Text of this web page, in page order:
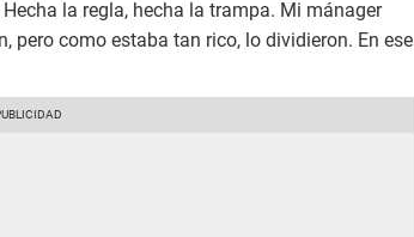
la regla, hecha la trampa. Mi mánager
pero como estaba tan rico, lo dividieron. En ese